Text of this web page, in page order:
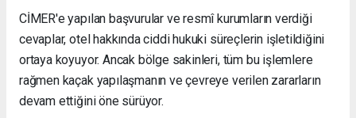
CİMER'e yapılan başvurular ve resmî kurumların verdiği
cevaplar, otel hakkında ciddi hukuki süreçlerin işletildiğini
ortaya koyuyor. Ancak bölge sakinleri, tüm bu işlemlere
rağmen kaçak yapılaşmanın ve çevreye verilen zararların
devam ettiğini öne sürüyor.